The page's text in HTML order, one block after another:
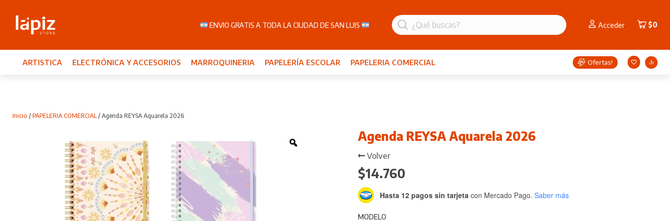
Búsqueda
de
productos
Acceder $0
ENVIO GRATIS A TODA LA CIUDAD DE SAN LUIS
ARTISTICA ELECTRÓNICA Y ACCESORIOS MARROQUINERIA PAPELERÍA ESCOLAR PAPELERIA COMERCIAL Ofertas!
Inicio / PAPELERIA COMERCIAL/ Agenda REYSA Aquarela 2026
Agenda REYSA Aquarela 2026
Volver
$14.760
Hasta 12 pagos sin tarjeta con Mercado Pago. Saber más
MODELO